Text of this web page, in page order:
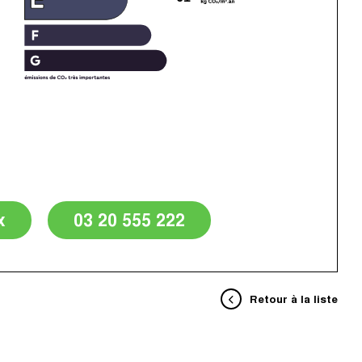
03 20 555 222
Retour à la liste